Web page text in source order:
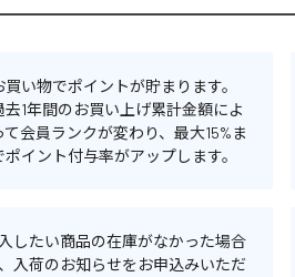
買い物でポイントが貯まります。
去1年間のお買い上げ累計金額によ
て会員ランクが変わり、最大15%ま
ポイント付与率がアップします。
したい商品の在庫がなかった場合
入荷のお知らせをお申込みいただ